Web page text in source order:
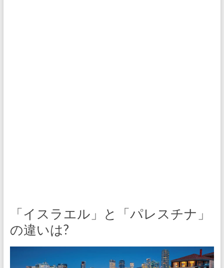
「イスラエル」と「パレスチナ」
の違いは?